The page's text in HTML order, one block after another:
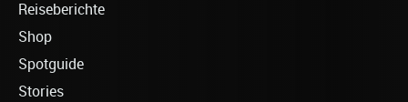
Reiseberichte
Shop
Spotguide
Stories